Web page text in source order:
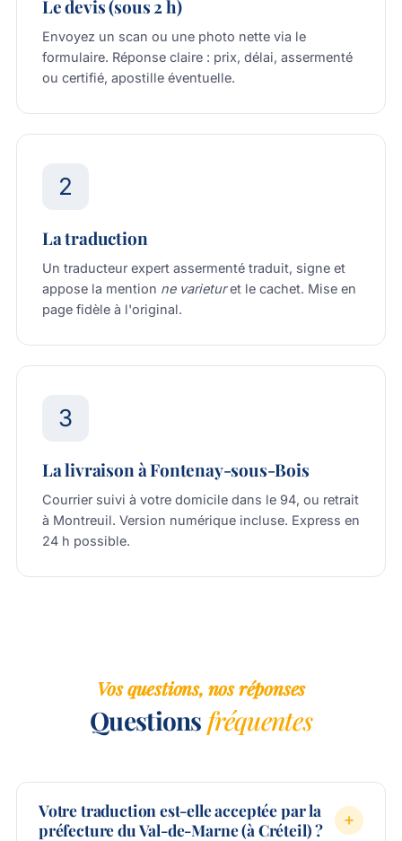
Le devis (sous 2 h)
Envoyez un scan ou une photo nette via le
formulaire. Réponse claire : prix, délai, assermenté
ou certifié, apostille éventuelle.
2
La traduction
Un traducteur expert assermenté traduit, signe et
appose la mention ne varieturet le cachet. Mise en
page fidèle à l'original.
3
La livraison à Fontenay-sous-Bois
Courrier suivi à votre domicile dans le 94, ou retrait
à Montreuil. Version numérique incluse. Express en
24 h possible.
Vos questions, nos réponses
Questions fréquentes
Votre traduction est-elle acceptée par la
préfecture du Val-de-Marne (à Créteil) ?